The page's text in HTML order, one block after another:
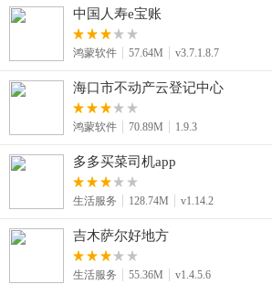
中国人寿e宝账
鸿蒙软件 57.64M v3.7.1.8.7
海口市不动产云登记中心
鸿蒙软件 70.89M 1.9.3
多多买菜司机app
生活服务 128.74M v1.14.2
吉木萨尔好地方
生活服务 55.36M v1.4.5.6